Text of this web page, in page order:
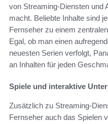
von Streaming-Diensten und
macht. Beliebte Inhalte sind
Fernseher zu einem
Egal, ob man einen
neuesten Serien verfolgt,
an Inhalten für jeden
Spiele und interaktive
Zusätzlich zu Streaming-
Fernseher auch das Spielen